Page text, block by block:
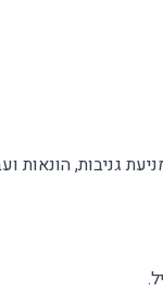
גניבות, הונאות